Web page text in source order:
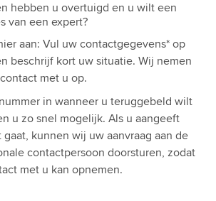
hebben u overtuigd en u wilt een
van een expert?
aan: Vul uw contactgegevens* op
beschrijf kort uw situatie. Wij nemen
met u op.
in wanneer u teruggebeld wilt
u zo snel mogelijk. Als u aangeeft
kunnen wij uw aanvraag aan de
contactpersoon doorsturen, zodat
met u kan opnemen.